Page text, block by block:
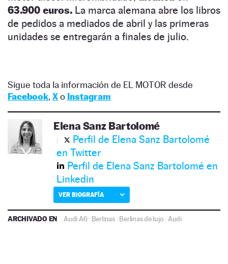
63.900 euros. La marca alemana abre los libros
de pedidos a mediados de abril y las primeras
unidades se entregarán a finales de julio.
Sigue toda la información de EL MOTOR desde
Facebook, Xo Instagram
Elena Sanz Bartolomé
Perfil de Elena Sanz Bartolomé
en Twitter
Perfil de Elena Sanz Bartolomé en
Linkedin
VER BIOGRAFÍA
ARCHIVADO EN Audi A6· Berlinas·Berlinas de lujo · Audi